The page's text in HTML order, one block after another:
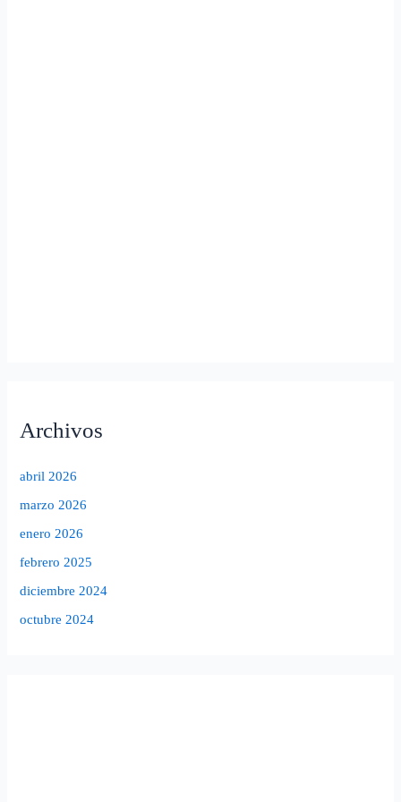
Archivos
abril 2026
marzo 2026
enero 2026
febrero 2025
diciembre 2024
octubre 2024